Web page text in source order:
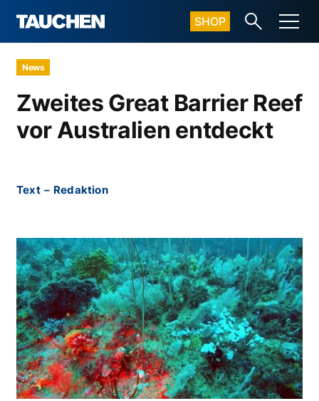
SHOP
News
Zweites Great Barrier Reef
vor Australien entdeckt
Text – Redaktion